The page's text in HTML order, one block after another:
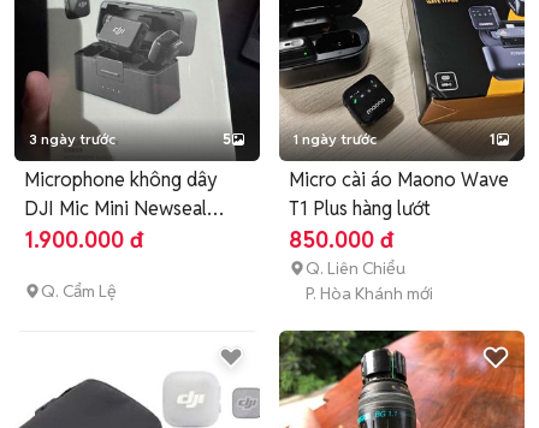
3 ngày trước 5
Microphone không dây
DJI Mic Mini Newseal
100%
1.900.000 đ
Q. Cẩm Lệ
1 ngày trước 1
Micro cài áo Maono Wave
T1 Plus hàng lướt
850.000 đ
Q. Liên Chiểu
P. Hòa Khánh mới